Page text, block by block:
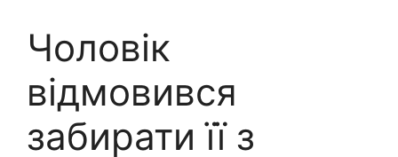
Чоловік
відмовився
забирати її з